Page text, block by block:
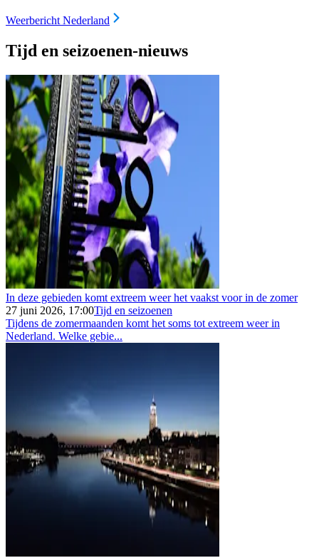
Weerbericht Nederland
Tijd en seizoenen-nieuws
In deze gebieden komt extreem weer het vaakst voor in de zomer
27 juni 2026, 17:00Tijd en seizoenen
Tijdens de zomermaanden komt het soms tot extreem weer in
Nederland. Welke gebie...